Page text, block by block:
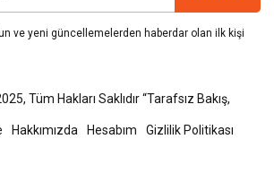
ve yeni güncellemelerden haberdar olan ilk kişi
Tüm Hakları Saklıdır “Tarafsız Bakış,
Hakkımızda Hesabım
Gizlilik Politikası